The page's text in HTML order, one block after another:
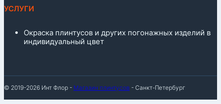
УСЛУГИ
Окраска плинтусов и других погонажных изделий в
индивидуальный цвет
© 2019-2026 Инт Флор - Магазин плинтусов - Санкт-Петербург